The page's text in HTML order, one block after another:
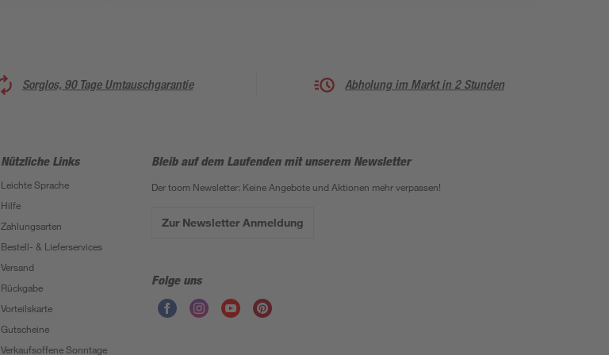
Sorglos, 90 Tage Umtauschgarantie Abholung im Markt in 2 Stunden
Nützliche Links
Leichte Sprache
Hilfe
Zahlungsarten
Bestell- & Lieferservices
Versand
Rückgabe
Vorteilskarte
Gutscheine
Verkaufsoffene Sonntage
Bleib auf dem Laufenden mit unserem Newsletter
Der toom Newsletter: Keine Angebote und Aktionen mehr verpassen!
Zur Newsletter Anmeldung
Folge uns